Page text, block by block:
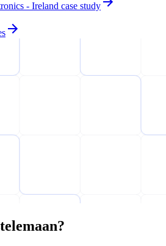
- Ireland case study